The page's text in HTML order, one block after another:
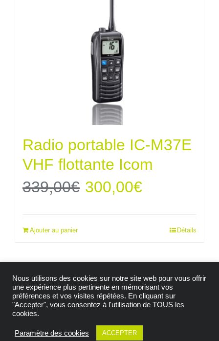
Radio portable IC-M37E
VHF flottante Icom
339,00€ Le
était :
339,00€.
300,00€Le
actuel
est :
300,00€.
Ajouter au panier Détails
© Copyright 2009 -2026| Tous droits réservés |
Mention Légales
Politique de cookies
Conditions générales de vente
Nous utilisons des cookies sur notre site web pour vous offrir
une expérience plus pertinente en mémorisant vos
préférences et vos visites répétées. En cliquant sur
"Accepter", vous consentez à l'utilisation de TOUS les
cookies.
Paramètre des cookies ACCEPTER